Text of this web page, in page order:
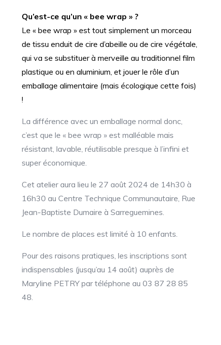
Qu’est-ce qu’un « bee wrap » ?
Le « bee wrap » est tout simplement un morceau
de tissu enduit de cire d’abeille ou de cire végétale,
qui va se substituer à merveille au traditionnel film
plastique ou en aluminium, et jouer le rôle d’un
emballage alimentaire (mais écologique cette fois)
!
La différence avec un emballage normal donc,
c’est que le « bee wrap » est malléable mais
résistant, lavable, réutilisable presque à l’infini et
super économique.
Cet atelier aura lieu le 27 août 2024 de 14h30 à
16h30 au Centre Technique Communautaire, Rue
Jean-Baptiste Dumaire à Sarreguemines.
Le nombre de places est limité à 10 enfants.
Pour des raisons pratiques, les inscriptions sont
indispensables (jusqu’au 14 août) auprès de
Maryline PETRY par téléphone au 03 87 28 85
48.